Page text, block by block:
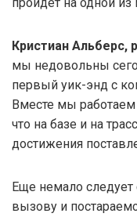
Кристиан Альберс,
мы недовольны
первый уик-энд с
Вместе мы
что на базе и на
достижения
Еще немало
вызову и